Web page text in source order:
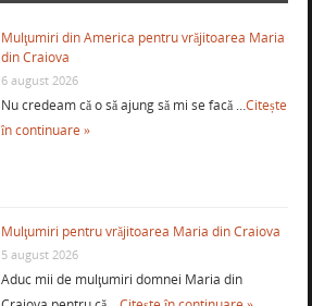
Mulţumiri din America pentru vrăjitoarea Maria
din Craiova
6 august 2026
Nu credeam că o să ajung să mi se facă …Citește
în continuare »
Mulţumiri pentru vrăjitoarea Maria din Craiova
5 august 2026
Aduc mii de mulţumiri domnei Maria din